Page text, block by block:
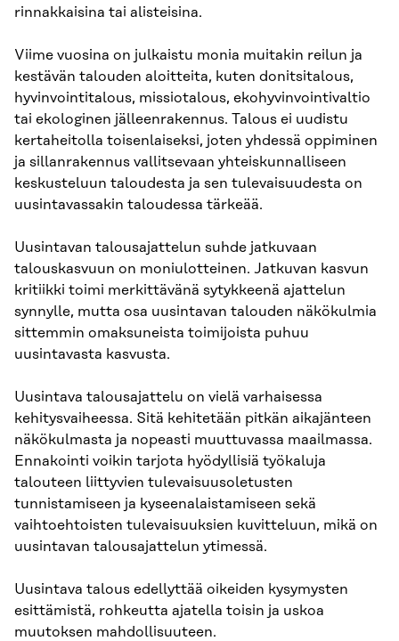
rinnakkaisina tai alisteisina.
Viime vuosina on julkaistu monia muitakin reilun ja
kestävän talouden aloitteita, kuten donitsitalous,
hyvinvointitalous, missiotalous, ekohyvinvointivaltio
tai ekologinen jälleenrakennus. Talous ei uudistu
kertaheitolla toisenlaiseksi, joten yhdessä oppiminen
ja sillanrakennus vallitsevaan yhteiskunnalliseen
keskusteluun taloudesta ja sen tulevaisuudesta on
uusintavassakin taloudessa tärkeää.
Uusintavan talousajattelun suhde jatkuvaan
talouskasvuun on moniulotteinen. Jatkuvan kasvun
kritiikki toimi merkittävänä sytykkeenä ajattelun
synnylle, mutta osa uusintavan talouden näkökulmia
sittemmin omaksuneista toimijoista puhuu
uusintavasta kasvusta.
Uusintava talousajattelu on vielä varhaisessa
kehitysvaiheessa. Sitä kehitetään pitkän aikajänteen
näkökulmasta ja nopeasti muuttuvassa maailmassa.
Ennakointi voikin tarjota hyödyllisiä työkaluja
talouteen liittyvien tulevaisuusoletusten
tunnistamiseen ja kyseenalaistamiseen sekä
vaihtoehtoisten tulevaisuuksien kuvitteluun, mikä on
uusintavan talousajattelun ytimessä.
Uusintava talous edellyttää oikeiden kysymysten
esittämistä, rohkeutta ajatella toisin ja uskoa
muutoksen mahdollisuuteen.